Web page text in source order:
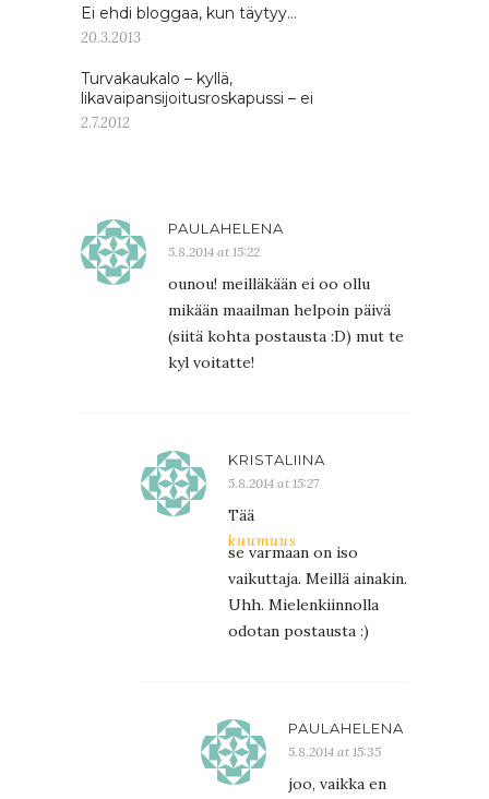
Ei ehdi bloggaa, kun täytyy…
20.3.2013
Turvakaukalo – kyllä,
likavaipansijoitusroskapussi – ei
2.7.2012
PAULAHELENA
5.8.2014 at 15:22
ounou! meilläkään ei oo ollu
mikään maailman helpoin päivä
(siitä kohta postausta :D) mut te
kyl voitatte!
KRISTALIINA
5.8.2014 at 15:27
Tää
kuumuus
se varmaan on iso
vaikuttaja. Meillä ainakin.
Uhh. Mielenkiinnolla
odotan postausta :)
PAULAHELENA
5.8.2014 at 15:35
joo, vaikka en